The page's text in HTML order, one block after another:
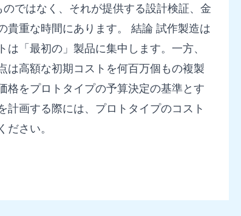
ではなく、それが提供する設計検証、金
貴重な時間にあります。 結論 試作製造は
「最初の」製品に集中します。一方、
は高額な初期コストを何百万個もの複製
格をプロトタイプの予算決定の基準とす
画する際には、プロトタイプのコスト
さい。